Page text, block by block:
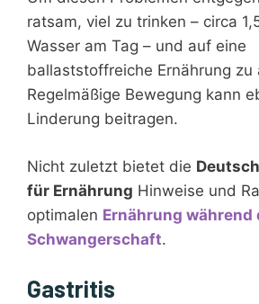
ratsam, viel zu trinken – circa
Wasser am Tag – und auf eine
ballaststoffreiche Ernährung zu
Regelmäßige Bewegung kann
Linderung beitragen.
Nicht zuletzt bietet die
für Ernährung Hinweise und
optimalen Ernährung während
Schwangerschaft.
Gastritis